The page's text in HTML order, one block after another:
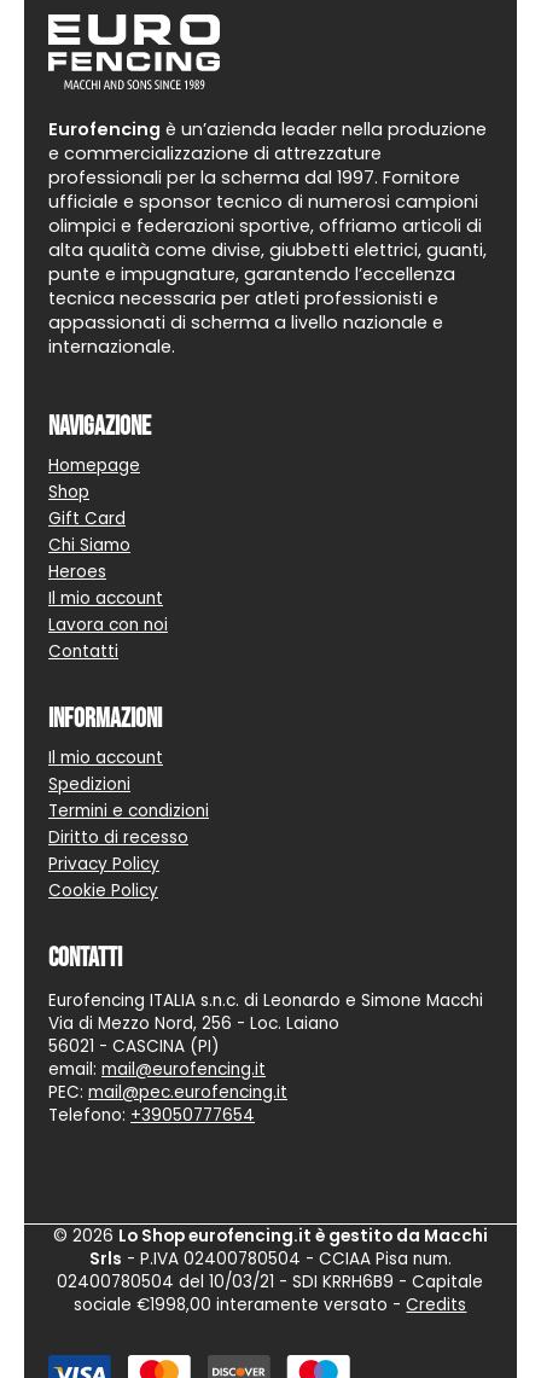
Eurofencing è un’azienda leader nella produzione
e commercializzazione di attrezzature
professionali per la scherma dal 1997. Fornitore
ufficiale e sponsor tecnico di numerosi campioni
olimpici e federazioni sportive, offriamo articoli di
alta qualità come divise, giubbetti elettrici, guanti,
punte e impugnature, garantendo l’eccellenza
tecnica necessaria per atleti professionisti e
appassionati di scherma a livello nazionale e
internazionale.
Navigazione
Homepage
Shop
Gift Card
Chi Siamo
Heroes
Il mio account
Lavora con noi
Contatti
Informazioni
Il mio account
Spedizioni
Termini e condizioni
Diritto di recesso
Privacy Policy
Cookie Policy
Contatti
Eurofencing ITALIA s.n.c. di Leonardo e Simone Macchi
Via di Mezzo Nord, 256 - Loc. Laiano
56021 - CASCINA (PI)
email: mail@eurofencing.it
PEC: mail@pec.eurofencing.it
Telefono: +39050777654
© 2026 Lo Shop eurofencing.it è gestito da Macchi
Srls - P.IVA 02400780504 - CCIAA Pisa num.
02400780504 del 10/03/21 -SDI KRRH6B9 - Capitale
sociale €1998,00 interamente versato -Credits